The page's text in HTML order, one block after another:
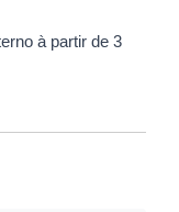
à partir de 3